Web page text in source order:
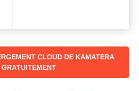
CLOUD DE KAMATERA
GRATUITEMENT